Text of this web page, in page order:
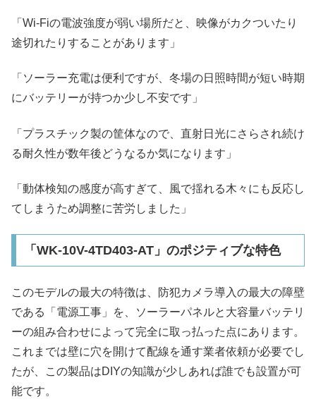
「Wi-Fiの電波強度が弱い場所だと、映像がカクついたり
途切れたりすることがあります」
「ソーラー充電は便利ですが、冬場の日照時間が短い時期
にバッテリーが持つか少し不安です」
「プラスチック製の筐体なので、直射日光にさらされ続け
る耐久性が数年後どうなるか気になります」
「動体検知の感度が高すぎて、風で揺れる木々にも反応し
てしまうため調整に苦労しました」
「WK-10V-4TD403-AT」のポジティブな特色
このモデルの最大の特徴は、防犯カメラ導入の最大の障壁
である「電源工事」を、ソーラーパネルと大容量バッテリ
ーの組み合わせによって完全に取っ払った点にあります。
これまでは壁に穴を開けて配線を通す業者依頼が必要でし
たが、この製品はDIYの知識が少しあれば誰でも設置が可
能です。